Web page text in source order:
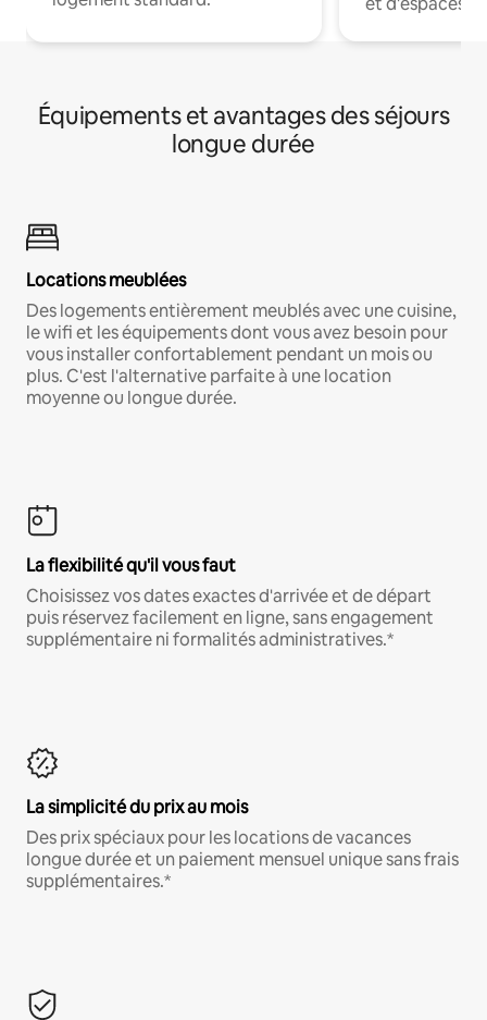
Équipements et avantages des séjours
longue durée
Locations meublées
Des logements entièrement meublés avec une cuisine,
le wifi et les équipements dont vous avez besoin pour
vous installer confortablement pendant un mois ou
plus. C'est l'alternative parfaite à une location
moyenne ou longue durée.
La flexibilité qu'il vous faut
Choisissez vos dates exactes d'arrivée et de départ
puis réservez facilement en ligne, sans engagement
supplémentaire ni formalités administratives.*
La simplicité du prix au mois
Des prix spéciaux pour les locations de vacances
longue durée et un paiement mensuel unique sans frais
supplémentaires.*